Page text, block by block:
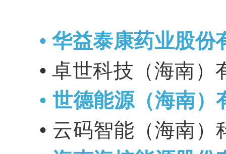
• 华益泰康药业股份
• 卓世科技（海南）
•世德能源（海南）
• 云码智能（海南）